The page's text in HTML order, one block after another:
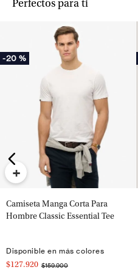
Perfectos para ti
-20 %
+
Camiseta Manga Corta Para
Hombre Classic Essential Tee
Disponible en más colores
$127.920 $159.900